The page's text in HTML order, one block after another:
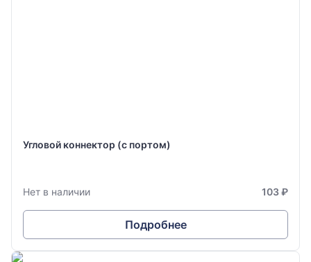
Угловой коннектор (с портом)
Нет в наличии 103 ₽
Подробнее